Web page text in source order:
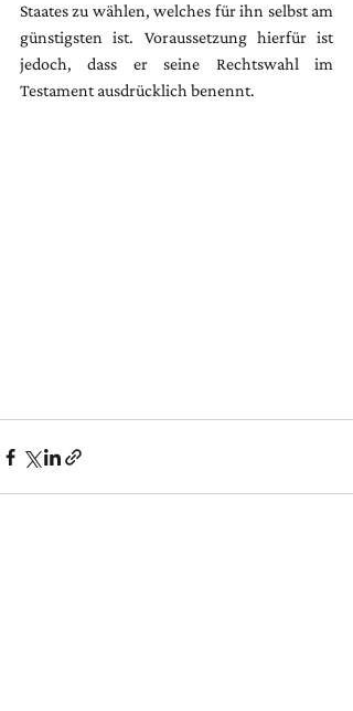
Staates zu wählen, welches für ihn selbst am
günstigsten ist. Voraussetzung hierfür ist
jedoch, dass er seine Rechtswahl im
Testament ausdrücklich benennt.